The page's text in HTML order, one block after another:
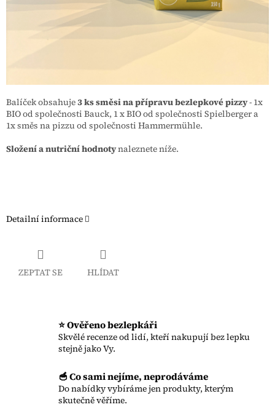
Balíček obsahuje3 ks směsi na přípravu bezlepkové pizzy- 1x
BIO od společnosti Bauck, 1 x BIO od společnosti Spielberger a
1x směs na pizzu od společnosti Hammermühle.
Složení a nutriční hodnotynaleznete níže.
Detailní informace
ZEPTAT SE HLÍDAT
⭐ Ověřeno bezlepkáři
Skvělé recenze od lidí, kteří nakupují bez lepku
stejně jako Vy.
🥣 Co sami nejíme, neprodáváme
Do nabídky vybíráme jen produkty, kterým
skutečně věříme.